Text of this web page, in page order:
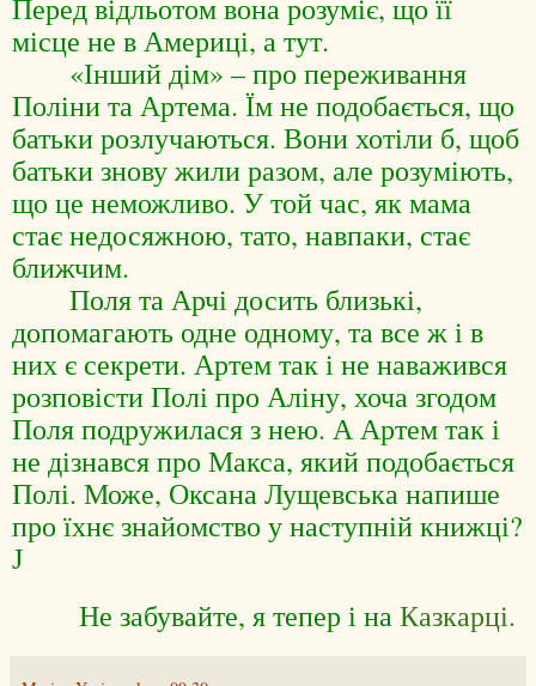
Перед відльотом вона розуміє, що її
місце не в Америці, а тут.
«Інший дім» – про переживання
Поліни та Артема. Їм не подобається, що
батьки розлучаються. Вони хотіли б, щоб
батьки знову жили разом, але розуміють,
що це неможливо. У той час, як мама
стає недосяжною, тато, навпаки, стає
ближчим.
Поля та Арчі досить близькі,
допомагають одне одному, та все ж і в
них є секрети. Артем так і не наважився
розповісти Полі про Аліну, хоча згодом
Поля подружилася з нею. А Артем так і
не дізнався про Макса, який подобається
Полі. Може, Оксана Лущевська напише
про їхнє знайомство у наступній книжці?
J
Не забувайте, я тепер і наКазкарці.